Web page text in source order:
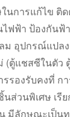
นการแก้ไข ติ
ฟฟ้า ป้องกันฟ้
ม อุปกรณ์แปล
ตู้แชสซีในตัว
รรองรับคงที่ ก
ส่วนพิเศษ เรีย
มีลักษณะเป็นท